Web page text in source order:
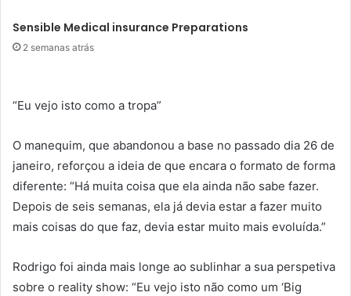
Sensible Medical insurance Preparations
2 semanas atrás
“Eu vejo isto como a tropa”
O manequim, que abandonou a base no passado dia 26 de
janeiro, reforçou a ideia de que encara o formato de forma
diferente: “Há muita coisa que ela ainda não sabe fazer.
Depois de seis semanas, ela já devia estar a fazer muito
mais coisas do que faz, devia estar muito mais evoluída.”
Rodrigo foi ainda mais longe ao sublinhar a sua perspetiva
sobre o reality show: “Eu vejo isto não como um ‘Big